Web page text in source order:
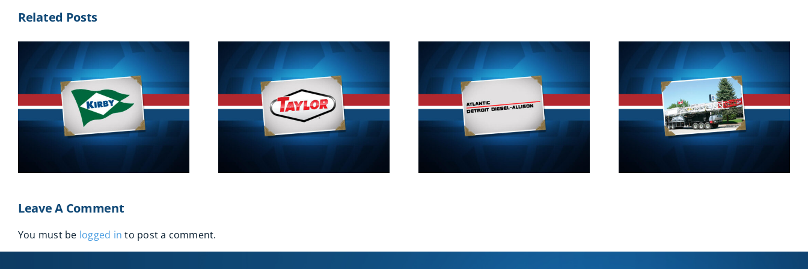
Related Posts
2016 2013 2007 2017
Leave A Comment
You must be logged in to post a comment.